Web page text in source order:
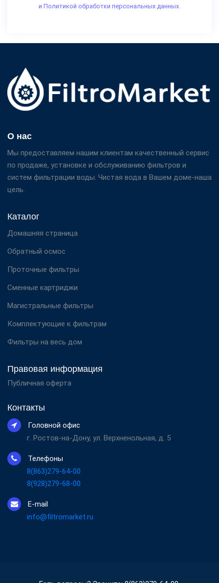
и Политикой обработки персональных данных.
О нас
Мы предоставляем нашим клиентам качественный сервис
по продаже, установке и обслуживанию фильтров и
систем фильтрации воды. Чистая вода в Вашем доме-наша
цель.
Каталог
Домашняя страница
Обратный осмос
Проточные фильтры
Сменные картриджи
Магистральные фильтры
Комплектующие к фильтрам
Фильтры на весь дом
Правовая информация
Публичная оферта
Контакты
Головной офис
г. Ростов-на-Дону, ул. Верхненольная, д. 5
Телефоны
8(863)279-64-00
8(928)279-68-00
E-mail
info@filtromarket.ru